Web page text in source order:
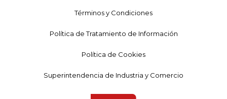
Términos y Condiciones
Política de Tratamiento de Información
Política de Cookies
Superintendencia de Industria y Comercio